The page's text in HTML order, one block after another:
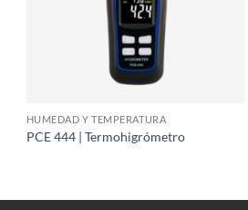
HUMEDAD Y TEMPERATURA
PCE 444 | Termohigrómetro